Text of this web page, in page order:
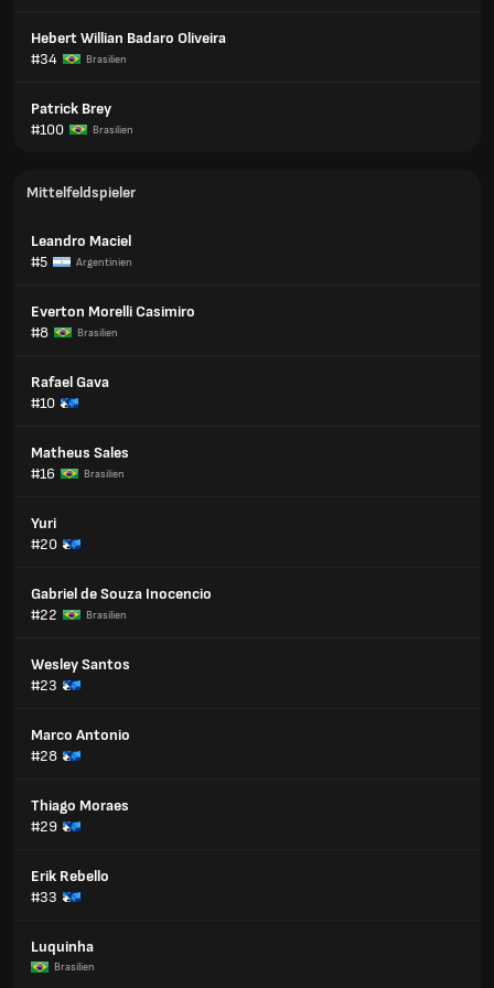
Hebert Willian Badaro Oliveira
#34
Brasilien
Patrick Brey
#100
Brasilien
Mittelfeldspieler
Leandro Maciel
#5
Argentinien
Everton Morelli Casimiro
#8
Brasilien
Rafael Gava
#10
Matheus Sales
#16
Brasilien
Yuri
#20
Gabriel de Souza Inocencio
#22
Brasilien
Wesley Santos
#23
Marco Antonio
#28
Thiago Moraes
#29
Erik Rebello
#33
Luquinha
Brasilien